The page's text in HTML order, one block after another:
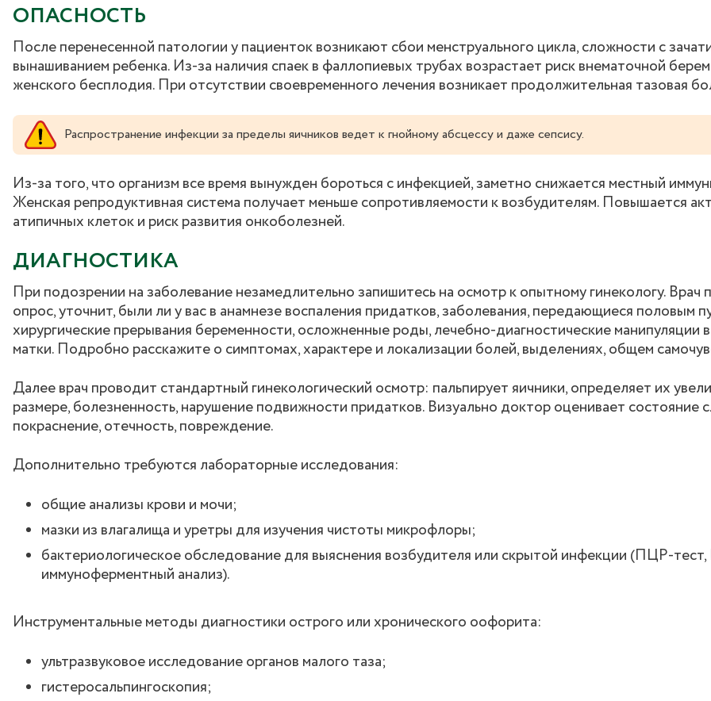
ОПАСНОСТЬ
После перенесенной патологии у пациенток возникают сбои менструального цикла, сложности с
вынашиванием ребенка. Из-за наличия спаек в фаллопиевых трубах возрастает риск внематочной
женского бесплодия. При отсутствии своевременного лечения возникает продолжительная тазовая
Распространение инфекции за пределы яичников ведет к гнойному абсцессу и даже сепсису.
Из-за того, что организм все время вынужден бороться с инфекцией, заметно снижается местный
Женская репродуктивная система получает меньше сопротивляемости к возбудителям. Повышается
атипичных клеток и риск развития онкоболезней.
ДИАГНОСТИКА
При подозрении на заболевание незамедлительно запишитесь на осмотр к опытному гинекологу. Врач
опрос, уточнит, были ли у вас в анамнезе воспаления придатков, заболевания, передающиеся половым
хирургические прерывания беременности, осложненные роды, лечебно-диагностические манипуляции
матки. Подробно расскажите о симптомах, характере и локализации болей, выделениях, общем
Далее врач проводит стандартный гинекологический осмотр: пальпирует яичники, определяет их
размере, болезненность, нарушение подвижности придатков. Визуально доктор оценивает состояние
покраснение, отечность, повреждение.
Дополнительно требуются лабораторные исследования:
общие анализы крови и мочи;
мазки из влагалища и уретры для изучения чистоты микрофлоры;
бактериологическое обследование для выяснения возбудителя или скрытой инфекции (ПЦР-
иммуноферментный анализ).
Инструментальные методы диагностики острого или хронического оофорита:
ультразвуковое исследование органов малого таза;
гистеросальпингоскопия;